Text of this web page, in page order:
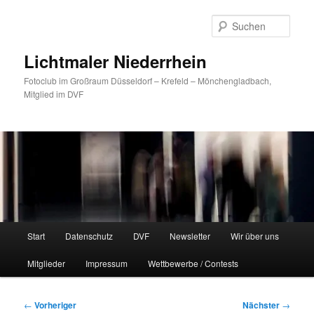
Lichtmaler Niederrhein
Fotoclub im Großraum Düsseldorf – Krefeld – Mönchengladbach,
Mitglied im DVF
Start Datenschutz DVF Newsletter Wir über uns
Mitglieder Impressum Wettbewerbe / Contests
Beitragsnavigation
← Vorheriger Nächster →